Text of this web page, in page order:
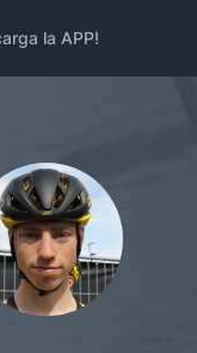
la APP!